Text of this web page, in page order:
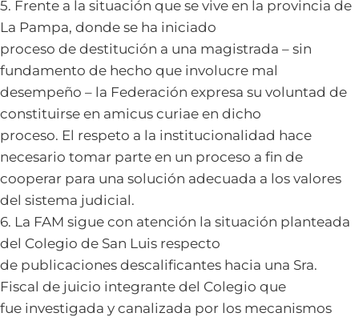
5. Frente a la situación que se vive en la provincia de
La Pampa, donde se ha iniciado
proceso de destitución a una magistrada – sin
fundamento de hecho que involucre mal
desempeño – la Federación expresa su voluntad de
constituirse en amicus curiae en dicho
proceso. El respeto a la institucionalidad hace
necesario tomar parte en un proceso a fin de
cooperar para una solución adecuada a los valores
del sistema judicial.
6. La FAM sigue con atención la situación planteada
del Colegio de San Luis respecto
de publicaciones descalificantes hacia una Sra.
Fiscal de juicio integrante del Colegio que
fue investigada y canalizada por los mecanismos